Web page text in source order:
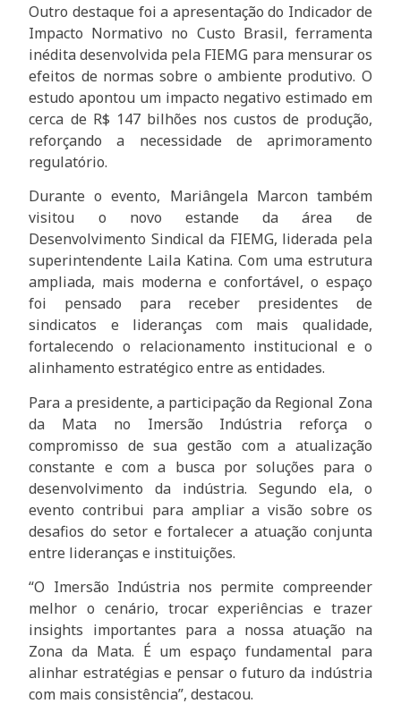
Outro destaque foi a apresentação do Indicador de
Impacto Normativo no Custo Brasil, ferramenta
inédita desenvolvida pela FIEMG para mensurar os
efeitos de normas sobre o ambiente produtivo. O
estudo apontou um impacto negativo estimado em
cerca de R$ 147 bilhões nos custos de produção,
reforçando a necessidade de aprimoramento
regulatório.
Durante o evento, Mariângela Marcon também
visitou o novo estande da área de
Desenvolvimento Sindical da FIEMG, liderada pela
superintendente Laila Katina. Com uma estrutura
ampliada, mais moderna e confortável, o espaço
foi pensado para receber presidentes de
sindicatos e lideranças com mais qualidade,
fortalecendo o relacionamento institucional e o
alinhamento estratégico entre as entidades.
Para a presidente, a participação da Regional Zona
da Mata no Imersão Indústria reforça o
compromisso de sua gestão com a atualização
constante e com a busca por soluções para o
desenvolvimento da indústria. Segundo ela, o
evento contribui para ampliar a visão sobre os
desafios do setor e fortalecer a atuação conjunta
entre lideranças e instituições.
“O Imersão Indústria nos permite compreender
melhor o cenário, trocar experiências e trazer
insights importantes para a nossa atuação na
Zona da Mata. É um espaço fundamental para
alinhar estratégias e pensar o futuro da indústria
com mais consistência”, destacou.